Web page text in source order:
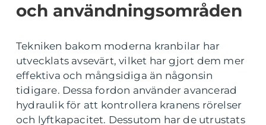
och användningsområden
Tekniken bakom moderna kranbilar har
utvecklats avsevärt, vilket har gjort dem mer
effektiva och mångsidiga än någonsin
tidigare. Dessa fordon använder avancerad
hydraulik för att kontrollera kranens rörelser
och lyftkapacitet. Dessutom har de utrustats